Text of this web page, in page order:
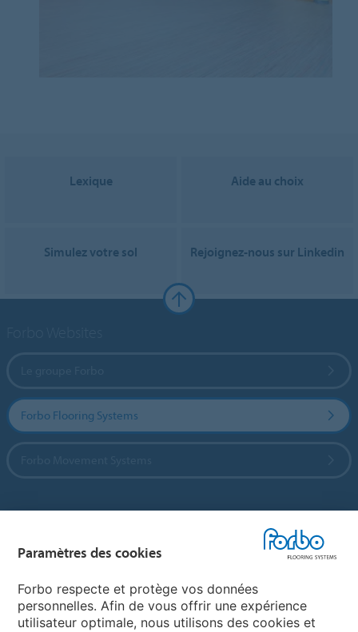
Lexique Aide au choix
Simulez votre sol Rejoignez-nous sur Linkedin
Forbo Flooring Systems
Paramètres des cookies
Forbo respecte et protège vos données
personnelles. Afin de vous offrir une expérience
utilisateur optimale, nous utilisons des cookies et